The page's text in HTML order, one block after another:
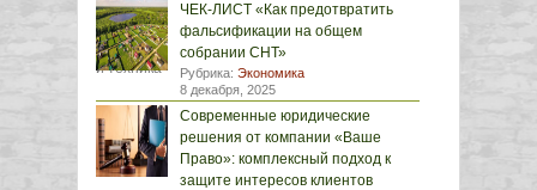
ЧЕК-ЛИСТ «Как предотвратить
фальсификации на общем
собрании СНТ»
Рубрика: Экономика
8 декабря, 2025
Современные юридические
решения от компании «Ваше
Право»: комплексный подход к
защите интересов клиентов